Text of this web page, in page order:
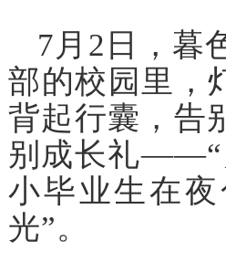
7月2日，暮
部的校园里，
背起行囊，告
别成长礼——“
小毕业生在
光”。